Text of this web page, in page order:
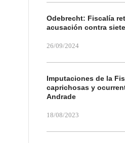
Odebrecht: Fiscalía
acusación contra
26/09/2024
Imputaciones de la
caprichosas y
Andrade
18/08/2023